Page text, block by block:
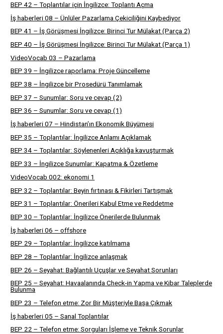
BEP 42 – Toplantılar için İngilizce: Toplantı Açma
İş haberleri 08 – Ünlüler Pazarlama Çekiciliğini Kaybediyor
BEP 41 – İş Görüşmesi İngilizce: Birinci Tur Mülakat (Parça 2)
BEP 40 – İş Görüşmesi İngilizce: Birinci Tur Mülakat (Parça 1)
VideoVocab 03 – Pazarlama
BEP 39 – İngilizce raporlama: Proje Güncelleme
BEP 38 – İngilizce bir Prosedürü Tanımlamak
BEP 37 – Sunumlar: Soru ve cevap (2)
BEP 36 – Sunumlar: Soru ve cevap (1)
İş haberleri 07 – Hindistan’ın Ekonomik Büyümesi
BEP 35 – Toplantılar: İngilizce Anlamı Açıklamak
BEP 34 – Toplantılar: Söylenenleri Açıklığa kavuşturmak
BEP 33 – İngilizce Sunumlar: Kapatma & Özetleme
VideoVocab 002: ekonomi 1
BEP 32 – Toplantılar: Beyin fırtınası & Fikirleri Tartışmak
BEP 31 – Toplantılar: Önerileri Kabul Etme ve Reddetme
BEP 30 – Toplantılar: İngilizce Önerilerde Bulunmak
İş haberleri 06 – offshore
BEP 29 – Toplantılar: İngilizce katılmama
BEP 28 – Toplantılar: İngilizce anlaşmak
BEP 26 – Seyahat: Bağlantılı Uçuşlar ve Seyahat Sorunları
BEP 25 – Seyahat: Havaalanında Check-in Yapma ve Kibar Taleplerde
Bulunma
BEP 23 – Telefon etme: Zor Bir Müşteriyle Başa Çıkmak
İş haberleri 05 – Sanal Toplantılar
BEP 22 – Telefon etme: Sorguları İşleme ve Teknik Sorunlar